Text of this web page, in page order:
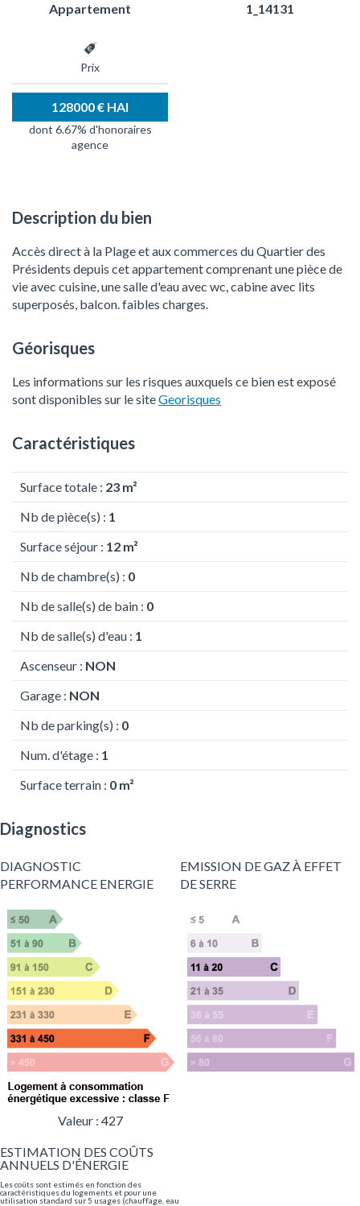
Appartement 1_14131
Prix
128000 € HAI
dont 6.67% d'honoraires
agence
Description du bien
Accès direct à la Plage et aux commerces du Quartier des
Présidents depuis cet appartement comprenant une pièce de
vie avec cuisine, une salle d'eau avec wc, cabine avec lits
superposés, balcon. faibles charges.
Géorisques
Les informations sur les risques auxquels ce bien est exposé
sont disponibles sur le siteGeorisques
Caractéristiques
Surface totale : 23 m²
Nb de pièce(s) : 1
Surface séjour : 12 m²
Nb de chambre(s) : 0
Nb de salle(s) de bain : 0
Nb de salle(s) d'eau : 1
Ascenseur : NON
Garage : NON
Nb de parking(s) : 0
Num. d'étage : 1
Surface terrain : 0 m²
Diagnostics
DIAGNOSTIC
PERFORMANCE ENERGIE
Valeur : 427
ESTIMATION DES COÛTS
ANNUELS D'ÉNERGIE
Les coûts sont estimés en fonction des
caractéristiques du logements et pour une
utilisation standard sur 5 usages (chauffage, eau
EMISSION DE GAZ À EFFET
DE SERRE